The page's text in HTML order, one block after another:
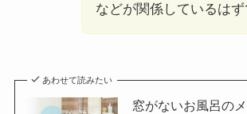
などが関係しているはず
あわせて読みたい
窓がないお風呂の